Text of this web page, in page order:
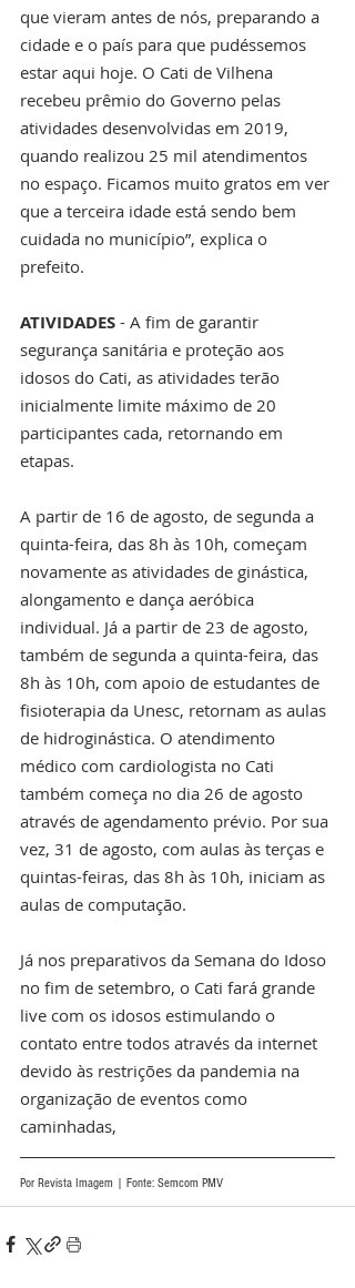
que vieram antes de nós, preparando a
cidade e o país para que pudéssemos
estar aqui hoje. O Cati de Vilhena
recebeu prêmio do Governo pelas
atividades desenvolvidas em 2019,
quando realizou 25 mil atendimentos
no espaço. Ficamos muito gratos em ver
que a terceira idade está sendo bem
cuidada no município”, explica o
prefeito.
ATIVIDADES - A fim de garantir
segurança sanitária e proteção aos
idosos do Cati, as atividades terão
inicialmente limite máximo de 20
participantes cada, retornando em
etapas.
A partir de 16 de agosto, de segunda a
quinta-feira, das 8h às 10h, começam
novamente as atividades de ginástica,
alongamento e dança aeróbica
individual. Já a partir de 23 de agosto,
também de segunda a quinta-feira, das
8h às 10h, com apoio de estudantes de
fisioterapia da Unesc, retornam as aulas
de hidroginástica. O atendimento
médico com cardiologista no Cati
também começa no dia 26 de agosto
através de agendamento prévio. Por sua
vez, 31 de agosto, com aulas às terças e
quintas-feiras, das 8h às 10h, iniciam as
aulas de computação.
Já nos preparativos da Semana do Idoso
no fim de setembro, o Cati fará grande
live com os idosos estimulando o
contato entre todos através da internet
devido às restrições da pandemia na
organização de eventos como
caminhadas,
Por Revista Imagem | Fonte: Semcom PMV